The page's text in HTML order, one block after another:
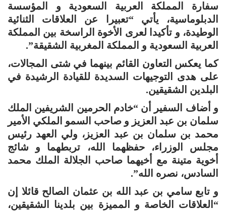
سفارة المملكة العربية السعودية و المؤسسة
الدبلوماسية، يأتي “تعبيرا عن العلاقات الثنائية
الوطيدة، و تأكيدا لعرى الأخوة الراسخة بين المملكة
العربية السعودية و المملكة المغربية الشقيقة”.
كما يعكس التعاون القائم بينهما في شتى المجالات،
على هدى التوجيهات السديدة للقيادة الرشيدة في
البلدين الشقيقين.
و أضاف السفير أن “خادم الحرمين الشريفين الملك
سلمان بن عبد العزيز و صاحب السمو الملكي الأمير
محمد بن سلمان بن عبد العزيز، ولي العهد رئيس
مجلس الوزراء، حفظهما الله، تربطهما و شائج
أخوية متينة مع أخيهما صاحب الجلالة الملك محمد
السادس، نصره الله”.
و تابع سامي بن عبد الله بن عثمان الصالح قائلا إن
“العلاقات الخاصة و المميزة بين بلدينا الشقيقين،